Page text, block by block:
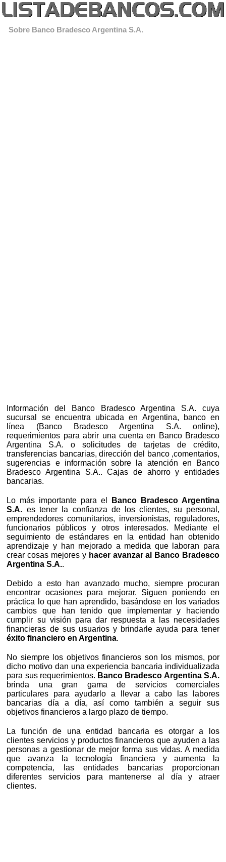
Sobre Banco Bradesco Argentina S.A.
Información del Banco Bradesco Argentina S.A. cuya
sucursal se encuentra ubicada en Argentina, banco en
línea (Banco Bradesco Argentina S.A. online),
requerimientos para abrir una cuenta en Banco Bradesco
Argentina S.A. o solicitudes de tarjetas de crédito,
transferencias bancarias, dirección del banco ,comentarios,
sugerencias e información sobre la atención en Banco
Bradesco Argentina S.A.. Cajas de ahorro y entidades
bancarias.
Lo más importante para el
Banco Bradesco Argentina
S.A. es tener la confianza de los clientes, su personal,
emprendedores comunitarios, inversionistas, reguladores,
funcionarios públicos y otros interesados. Mediante el
seguimiento de estándares en la entidad han obtenido
aprendizaje y han mejorado a medida que laboran para
crear cosas mejores y hacer avanzar al Banco Bradesco
Argentina S.A..
Debido a esto han avanzado mucho, siempre procuran
encontrar ocasiones para mejorar. Siguen poniendo en
práctica lo que han aprendido, basándose en los variados
cambios que han tenido que implementar y haciendo
cumplir su visión para dar respuesta a las necesidades
financieras de sus usuarios y brindarle ayuda para tener
éxito financiero en Argentina.
No siempre los objetivos financieros son los mismos, por
dicho motivo dan una experiencia bancaria individualizada
para sus requerimientos. Banco Bradesco Argentina S.A.
brinda una gran gama de servicios comerciales
particulares para ayudarlo a llevar a cabo las labores
bancarias día a día, así como también a seguir sus
objetivos financieros a largo plazo de tiempo.
La función de una entidad bancaria es otorgar a los
clientes servicios y productos financieros que ayuden a las
personas a gestionar de mejor forma sus vidas. A medida
que avanza la tecnología financiera y aumenta la
competencia, las entidades bancarias proporcionan
diferentes servicios para mantenerse al día y atraer
clientes.